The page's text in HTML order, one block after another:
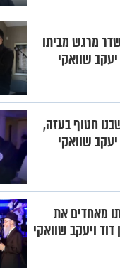
מרגש מביתו
שוואקי
חטוף בעזה,
שוואקי
מאחדים את
ויעקב שוואקי